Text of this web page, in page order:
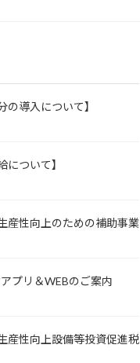
の導入について】
について】
産性向上のための補助事業
プリ＆WEBのご案内
産性向上設備等投資促進税